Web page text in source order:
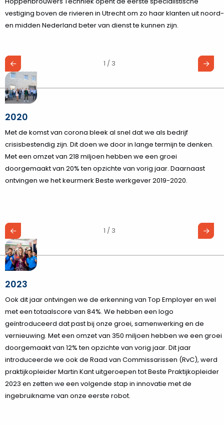
vestiging boven de rivieren in Utrecht om zo haar klanten uit noord-
en midden Nederland beter van dienst te kunnen zijn.
1 / 3
2020
Met de komst van corona bleek al snel dat we als bedrijf
crisisbestendig zijn. Dit doen we door in lange termijn te denken.
Met een omzet van 218 miljoen hebben we een groei
doorgemaakt van 20% ten opzichte van vorig jaar. Daarnaast
ontvingen we het keurmerk Beste werkgever 2019-2020.
1 / 3
2023
Ook dit jaar ontvingen we de erkenning van Top Employer en wel
met een totaalscore van 84%. We hebben een logo
geïntroduceerd dat past bij onze groei, samenwerking en de
vernieuwing. Met een omzet van 350 miljoen hebben we een groei
doorgemaakt van 12% ten opzichte van vorig jaar. Dit jaar
introduceerde we ook de Raad van Commissarissen (RvC), werd
praktijkopleider Martin Kant uitgeroepen tot Beste Praktijkopleider
2023 en zetten we een volgende stap in innovatie met de
ingebruikname van onze eerste robot.